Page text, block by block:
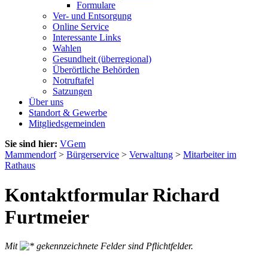
Formulare
Ver- und Entsorgung
Online Service
Interessante Links
Wahlen
Gesundheit (überregional)
Überörtliche Behörden
Notruftafel
Satzungen
Über uns
Standort & Gewerbe
Mitgliedsgemeinden
Sie sind hier: VGem
Mammendorf> Bürgerservice > Verwaltung > Mitarbeiter im
Rathaus
Kontaktformular Richard
Furtmeier
Mit
gekennzeichnete Felder sind Pflichtfelder.